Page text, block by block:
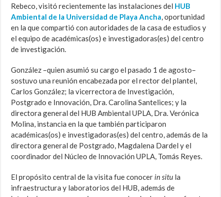
Rebeco, visitó recientemente las instalaciones del HUB
Ambiental de la Universidad de Playa Ancha, oportunidad
en la que compartió con autoridades de la casa de estudios y
el equipo de académicas(os) e investigadoras(es) del centro
de investigación.
González –quien asumió su cargo el pasado 1 de agosto–
sostuvo una reunión encabezada por el rector del plantel,
Carlos González; la vicerrectora de Investigación,
Postgrado e Innovación, Dra. Carolina Santelices; y la
directora general del HUB Ambiental UPLA, Dra. Verónica
Molina, instancia en la que también participaron
académicas(os) e investigadoras(es) del centro, además de la
directora general de Postgrado, Magdalena Dardel y el
coordinador del Núcleo de Innovación UPLA, Tomás Reyes.
El propósito central de la visita fue conocerin situ la
infraestructura y laboratorios del HUB, además de